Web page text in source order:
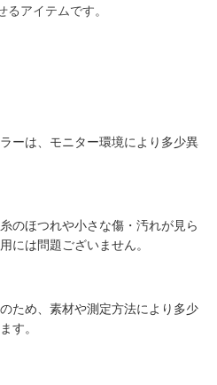
アイテムです。
ーは、モニター環境により多少異
のほつれや小さな傷・汚れが見ら
には問題ございません。
ため、素材や測定方法により多少
す。